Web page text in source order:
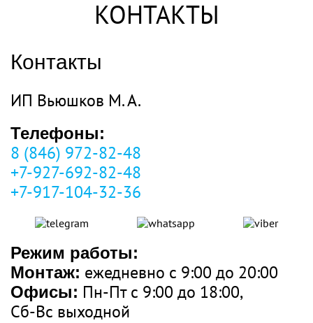
КОНТАКТЫ
Контакты
ИП Вьюшков М. А.
Телефоны:
8 (846) 972-82-48
+7-927-692-82-48
+7-917-104-32-36
Режим работы:
Монтаж: ежедневно с 9:00 до 20:00
Офисы: Пн-Пт с 9:00 до 18:00,
Сб-Вс выходной